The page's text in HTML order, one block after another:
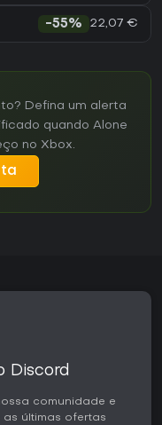
-55% 22,07 €
Defina um alerta
quando Alone
no Xbox.
Discord
comunidade e
últimas ofertas